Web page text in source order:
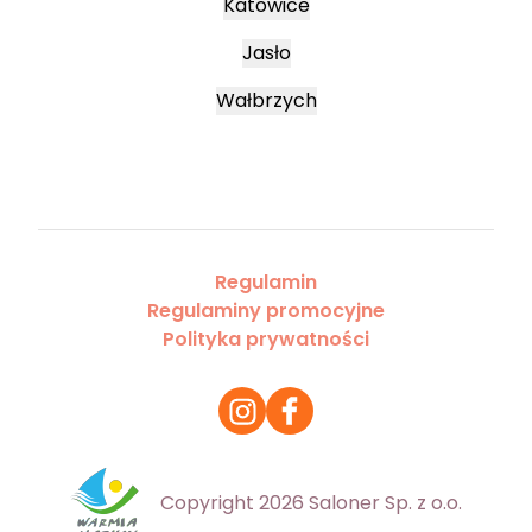
Jasło
Wałbrzych
Regulamin
Regulaminy promocyjne
Polityka prywatności
Copyright 2026 Saloner Sp. z o.o.